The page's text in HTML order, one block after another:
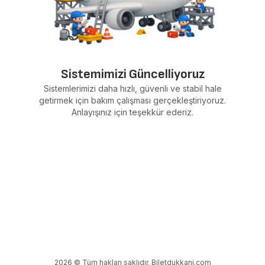
Sistemimizi Güncelliyoruz
Sistemlerimizi daha hızlı, güvenli ve stabil hale
getirmek için bakım çalışması gerçekleştiriyoruz.
Anlayışınız için teşekkür ederiz.
2026 © Tüm hakları saklıdır. Biletdukkani.com